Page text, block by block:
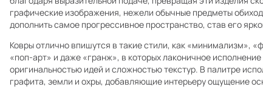
графические изображения, нежели обычные предметы
дополнить самое прогрессивное пространство, став его
Ковры отлично впишутся в такие стили, как «минимализм»,
«поп-арт» и даже «гранж», в которых лаконичное
оригинальностью идей и сложностью текстур. В палитре
графита, земли и охры, добавляющие интерьеру ощущение